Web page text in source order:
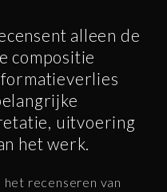
alleen de
compositie
uitvoering
het werk.
het recenseren van